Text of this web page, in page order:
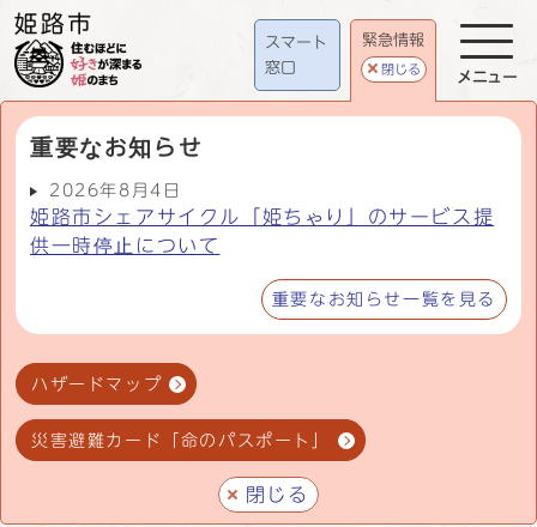
スマート
窓口
緊急情報
閉じる
重要なお知らせ
2026年8月4日
姫路市シェアサイクル「姫ちゃり」のサービス提
供一時停止について
重要なお知らせ一覧を見る
ハザードマップ
災害避難カード「命のパスポート」
閉じる
メニュー